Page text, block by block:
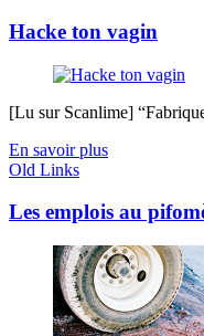
Hacke ton vagin
[Lu sur Scanlime]
En savoir plus
Old Links
Les emplois au